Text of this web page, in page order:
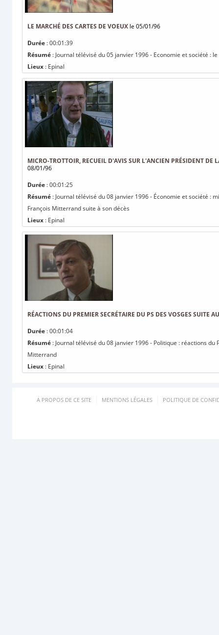
LE MARCHÉ DES CARTES DE VOEUX le 05/01/96
Durée : 00:01:39
Résumé : Journal télévisé du 05 janvier 1996 - Economie et société :
Lieux : Epinal
MICRO-TROTTOIR, RECUEIL D'AVIS SUR L'ANCIEN PRÉSIDENT DE
08/01/96
Durée : 00:01:25
Résumé : Journal télévisé du 08 janvier 1996 - Économie et société :
François Mitterrand suite à son décès
Lieux : Epinal
RÉACTIONS DU PREMIER SECRÉTAIRE DU PS DES VOSGES SUITE
Durée : 00:01:04
Résumé : Journal télévisé du 08 janvier 1996 - Politique : réactions
Mitterrand
Lieux : Epinal
A PROPOS DE CE SITE MENTIONS LÉGALES POLITIQUE DE